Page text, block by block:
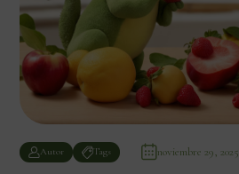
Autor Tags noviembre 29, 2025